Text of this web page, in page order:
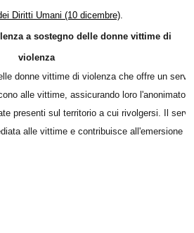
Diritti Umani (10 dicembre).
a sostegno delle donne vittime di
violenza
donne vittime di violenza che offre un
alle vittime, assicurando loro l'anonimato,
presenti sul territorio a cui rivolgersi. Il
alle vittime e contribuisce all'emersione